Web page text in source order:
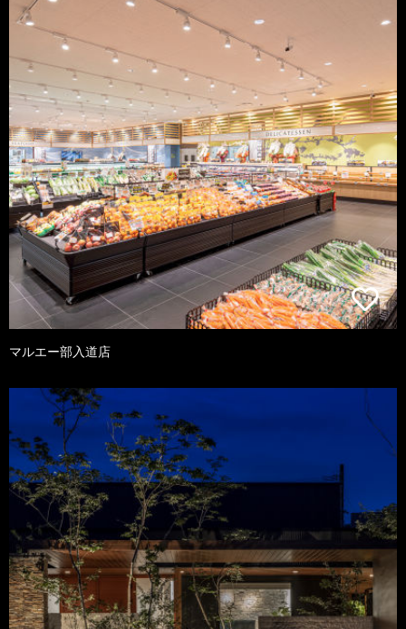
マルエー部入道店